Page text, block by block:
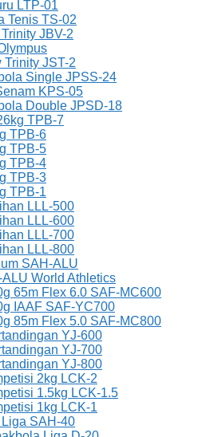
LTP-01
Tenis TS-02
JBV-2
Trinity JST-2
Single JPSS-24
KPS-05
Double JPSD-18
TPB-7
TPB-6
TPB-5
TPB-4
TPB-3
TPB-1
LLL-500
LLL-600
LLL-700
LLL-800
SAH-ALU
World Athletics
65m Flex 6.0 SAF-MC600
IAAF SAF-YC700
85m Flex 5.0 SAF-MC800
YJ-600
YJ-700
YJ-800
2kg LCK-2
1.5kg LCK-1.5
1kg LCK-1
SAH-40